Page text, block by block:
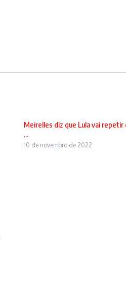
Meirelles diz que Lula vai
...
10 de novembro de 2022